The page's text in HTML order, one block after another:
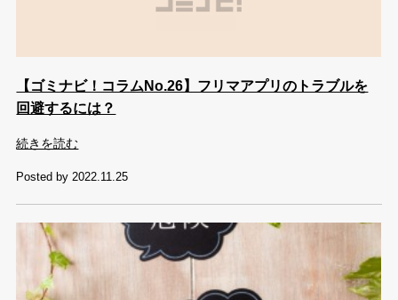
【ゴミナビ！コラムNo.26】フリマアプリのトラブルを
回避するには？
続きを読む
Posted by 2022.11.25